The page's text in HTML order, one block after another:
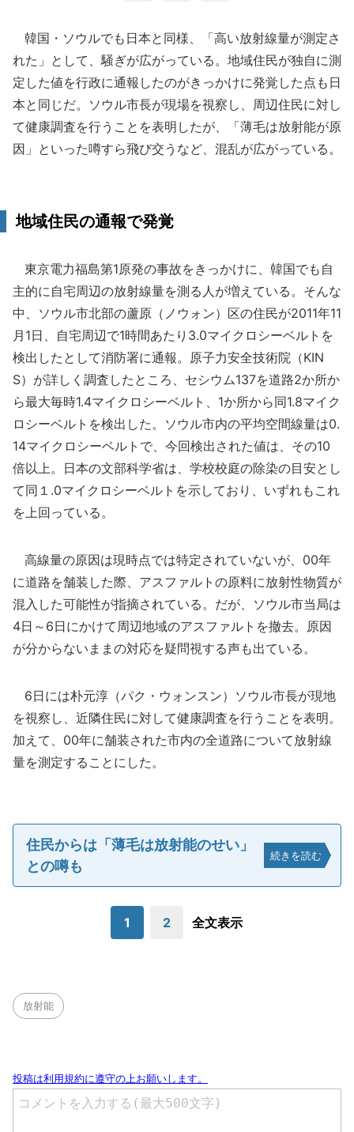
韓国・ソウルでも日本と同様、「高い放射線量が測定さ
れた」として、騒ぎが広がっている。地域住民が独自に測
定した値を行政に通報したのがきっかけに発覚した点も日
本と同じだ。ソウル市長が現場を視察し、周辺住民に対し
て健康調査を行うことを表明したが、「薄毛は放射能が原
因」といった噂すら飛び交うなど、混乱が広がっている。
地域住民の通報で発覚
東京電力福島第1原発の事故をきっかけに、韓国でも自
主的に自宅周辺の放射線量を測る人が増えている。そんな
中、ソウル市北部の蘆原（ノウォン）区の住民が2011年11
月1日、自宅周辺で1時間あたり3.0マイクロシーベルトを
検出したとして消防署に通報。原子力安全技術院（KIN
S）が詳しく調査したところ、セシウム137を道路2か所か
ら最大毎時1.4マイクロシーベルト、1か所から同1.8マイク
ロシーベルトを検出した。ソウル市内の平均空間線量は0.
14マイクロシーベルトで、今回検出された値は、その10
倍以上。日本の文部科学省は、学校校庭の除染の目安とし
て同１.0マイクロシーベルトを示しており、いずれもこれ
を上回っている。
高線量の原因は現時点では特定されていないが、00年
に道路を舗装した際、アスファルトの原料に放射性物質が
混入した可能性が指摘されている。だが、ソウル市当局は
4日～6日にかけて周辺地域のアスファルトを撤去。原因
が分からないままの対応を疑問視する声も出ている。
6日には朴元淳（パク・ウォンスン）ソウル市長が現地
を視察し、近隣住民に対して健康調査を行うことを表明。
加えて、00年に舗装された市内の全道路について放射線
量を測定することにした。
住民からは「薄毛は放射能のせい」
との噂も
続きを読む
1 2 全文表示
放射能